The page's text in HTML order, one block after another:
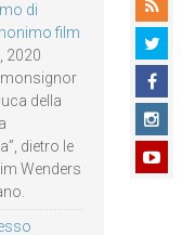
di
film
2020
della
dietro le
Wenders